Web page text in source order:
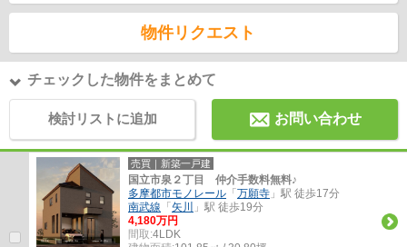
物件リクエスト
チェックした物件をまとめて
検討リストに追加 お問い合わせ
売買｜新築一戸建
国立市泉２丁目 仲介手数料無料♪
多摩都市モノレール 「 万願寺 」駅 徒歩17分
南武線 「 矢川
」駅 徒歩19分
4,180万円
間取:4LDK